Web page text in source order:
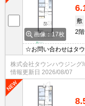
画像：17枚
敷
2階
☆お問い合わせはタ
決済相談☆オンライ
株式会社タウンハウジング
情報更新日 2026/08/07